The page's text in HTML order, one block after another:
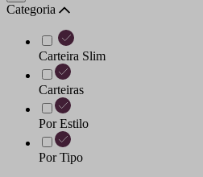
Categoria
Carteira Slim
Carteiras
Por Estilo
Por Tipo